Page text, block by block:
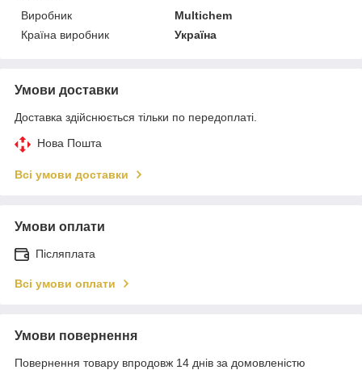
Виробник
Multichem
Країна виробник
Україна
Умови доставки
Доставка здійснюється тільки по передоплаті.
Нова Пошта
Всі умови доставки
Умови оплати
Післяплата
Всі умови оплати
Умови повернення
Повернення товару впродовж 14 днів за домовленістю